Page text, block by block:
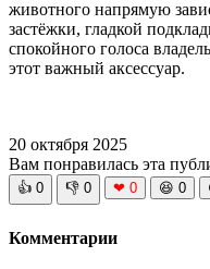
животного напрямую
застёжки, гладкой
спокойного голоса
этот важный аксессуар.
20 октября 2025
Вам понравилась эта
👍 0 👎 0 ❤ 0 😆 0
Комментарии